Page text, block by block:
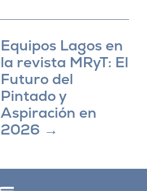
Equipos Lagos en
la revista MRyT: El
Futuro del
Pintado y
Aspiración en
2026 →